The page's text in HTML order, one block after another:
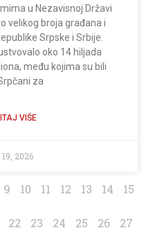
u Nezavisnoj Državi
velikog broja građana i
Srpske i Srbije.
oko 14 hiljada
među kojima su bili
za
VIŠE
2026
9 10 11 12 13 14 15
22 23 24 25 26 27